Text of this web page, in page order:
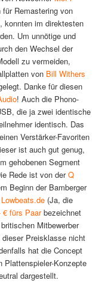
Remastering von
konnten im direktesten
Um unnötige und
den Wechsel der
zu vermeiden,
von Bill Withers
Danke für diesen
! Auch die Phono-
die ja zwei identische
identisch. Das
Verstärker-Favoriten
ist auch gut genug,
gehobenen Segment
Rede ist von derQ
Beginn der Bamberger
Lowbeats.de(Ja, die
fürs Paarbezeichnet
Mitbewerber
Preisklasse nicht
hat die Concept
Plattenspieler-Konzepte
dargestellt.